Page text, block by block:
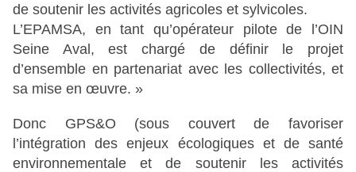
de soutenir les activités agricoles et sylvicoles.
L’EPAMSA, en tant qu’opérateur pilote de l’OIN
Seine Aval, est chargé de définir le projet
d’ensemble en partenariat avec les collectivités, et
sa mise en œuvre. »
Donc GPS&O (sous couvert de favoriser
l’intégration des enjeux écologiques et de santé
environnementale et de soutenir les activités